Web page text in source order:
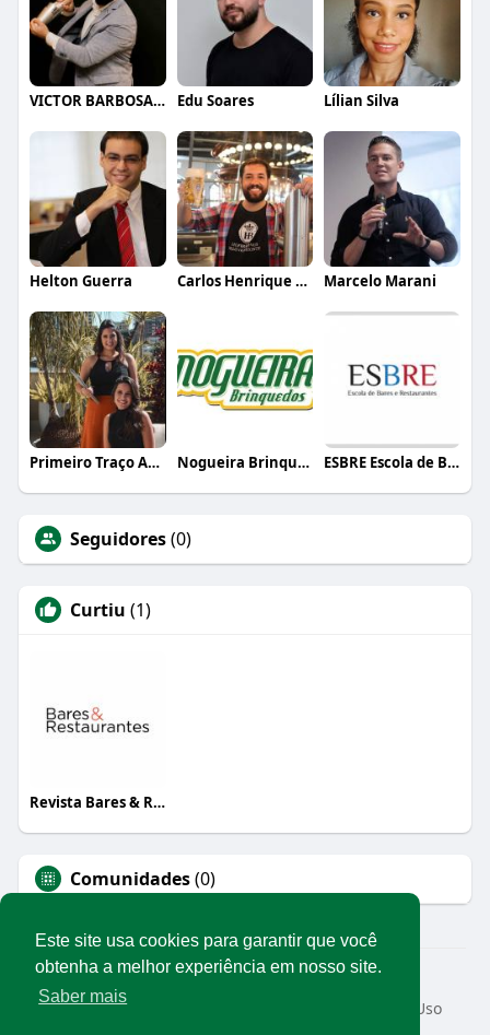
Este site usa cookies para garantir que você
obtenha a melhor experiência em nosso site.
Saber mais
VICTOR BARBOSA QUARANTA Edu Soares Lílian Silva
Helton Guerra Carlos Henrique de Faria Vasconcelos Marcelo Marani
Primeiro Traço Arquitetura Nogueira Brinquedos ESBRE Escola de Bares e Restaurantes
Seguidores(0)
Curtiu (1)
Revista Bares & Restaurantes
Comunidades(0)
© 2026 Rede Abrasel
Início
Sobre
Termos de Uso